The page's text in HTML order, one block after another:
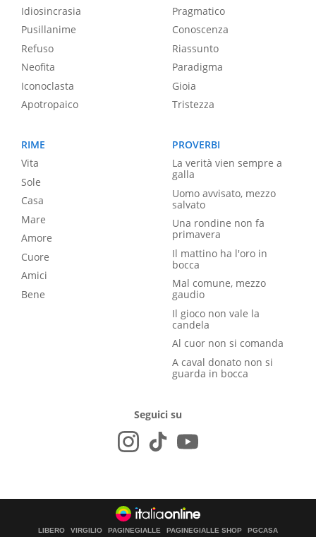
Idiosincrasia
Pusillanime
Refuso
Neofita
Iconoclasta
Apotropaico
Pragmatico
Conoscenza
Riassunto
Paradigma
Gioia
Tristezza
RIME
Vita
Sole
Casa
Mare
Amore
Cuore
Amici
Bene
PROVERBI
La verità vien sempre a
galla
Uomo avvisato, mezzo
salvato
Una rondine non fa
primavera
Il mattino ha l'oro in
bocca
Mal comune, mezzo
gaudio
Il gioco non vale la
candela
Al cuor non si comanda
A caval donato non si
guarda in bocca
Seguici su
LIBERO VIRGILIO PAGINEGIALLE PAGINEGIALLE SHOP PGCASA